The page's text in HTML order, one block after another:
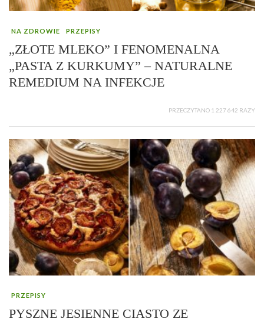
NA ZDROWIE PRZEPISY
„ZŁOTE MLEKO” I FENOMENALNA
„PASTA Z KURKUMY” – NATURALNE
REMEDIUM NA INFEKCJE
PRZECZYTANO 1 227 642 RAZY
PRZEPISY
PYSZNE JESIENNE CIASTO ZE